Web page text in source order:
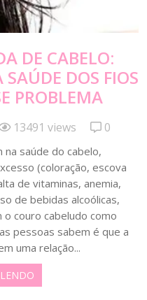
DE CABELO:
DOS FIOS
PROBLEMA
13491 views 0
saúde do cabelo,
(coloração, escova
de vitaminas, anemia,
de bebidas alcoólicas,
couro cabeludo como
pessoas sabem é que a
uma relação...